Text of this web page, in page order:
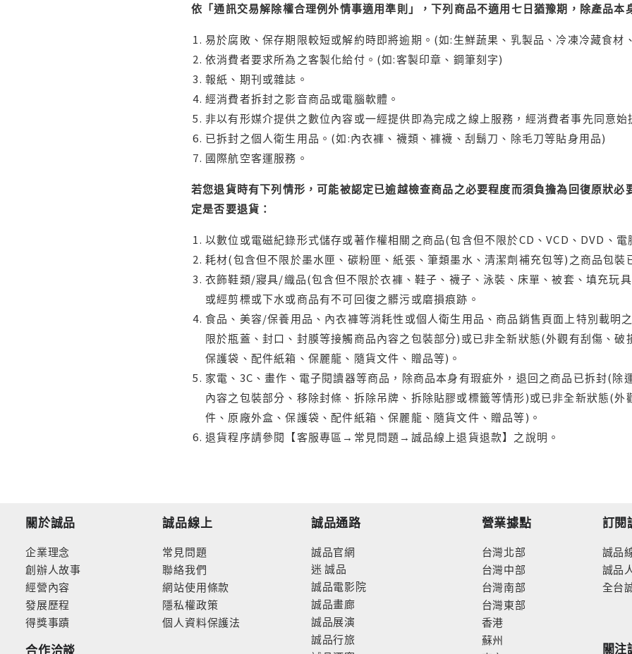
依「通訊交易解除權合理例外情事適用準則」，下列商品不適用七日猶豫期，除產品本
易於腐敗、保存期限較短或解約時即將逾期。(如:生鮮蔬果、乳製品、冷凍冷藏食材
依消費者要求所為之客製化給付。(如:客製印章、鋼筆刻字)
報紙、期刊或雜誌。
經消費者拆封之影音商品或電腦軟體。
非以有形媒介提供之數位內容或一經提供即為完成之線上服務，經消費者事先同意
已拆封之個人衛生用品。(如:內衣褲、襪類、褲襪、刮鬍刀、除毛刀等貼身用品)
國際航空客運服務。
若您退貨時有下列情形，可能被認定已逾越檢查商品之必要程度而須負擔為回復原狀
定是否要退貨：
以數位或電磁紀錄形式儲存或著作權相關之商品(包含但不限於CD、VCD、DVD、
耗材(包含但不限於墨水匣、碳粉匣、紙張、筆類墨水、清潔劑補充包等)之商品包
衣飾鞋類/寢具/織品(包含但不限於衣褲、鞋子、襪子、泳裝、床單、被套、填充玩
或經剪標或下水或商品有不可回復之髒污或磨損痕跡。
食品、美容/保養用品、內衣褲等消耗性或個人衛生用品、商品銷售頁面上特別載明
限於瓶蓋、封口、封膜等接觸商品內容之包裝部分)或已非全新狀態(外觀有刮傷、
保護袋、配件紙箱、保麗龍、隨貨文件、贈品等)。
家電、3C、畫作、電子閱讀器等商品，除商品本身有瑕疵外，退回之商品已拆封(
內容之包裝部分、移除封條、拆除吊牌、拆除貼膠或標籤等情形)或已非全新狀態(
件、原廠外盒、保護袋、配件紙箱、保麗龍、隨貨文件、贈品等)。
退貨程序請參閱【客服專區→常見問題→誠品線上退貨退款】之說明。
關於誠品
企業理念
創辦人故事
經營內容
發展歷程
得獎事蹟
合作洽談
誠品線上
常見問題
聯絡我們
網站使用條款
隱私權政策
個人資料保護法
誠品通路
誠品官網
迷 誠品
誠品電影院
誠品畫廊
誠品展演
誠品行旅
營業據點
台灣北部
台灣中部
台灣南部
台灣東部
香港
蘇州
訂閱
誠品
誠品
全台
關注